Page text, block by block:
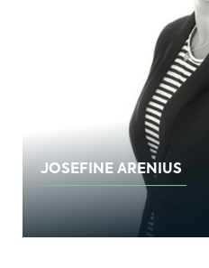
JOSEFINE ARENIUS